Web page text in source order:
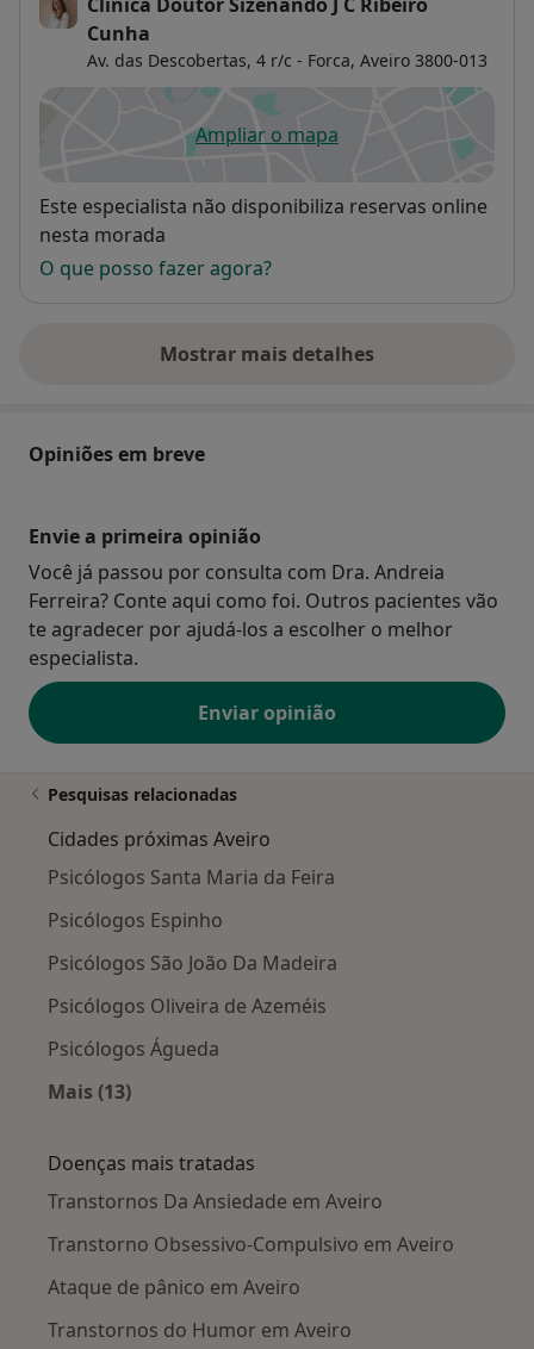
Cunha
Av. das Descobertas, 4 r/c - Forca, Aveiro 3800-013
Ampliar o mapaabre num novo separador
Disponibilidade
Este especialista não disponibiliza reservas online
nesta morada
O que posso fazer agora?
Mostrar mais detalhes
sobre o endereço
Opiniões em breve
Envie a primeira opinião
Você já passou por consulta com Dra. Andreia
Ferreira? Conte aqui como foi. Outros pacientes vão
te agradecer por ajudá-los a escolher o melhor
especialista.
Enviar opinião
Pesquisas relacionadas
Cidades próximas Aveiro
Psicólogos Santa Maria da Feira
Psicólogos Espinho
Psicólogos São João Da Madeira
Psicólogos Oliveira de Azeméis
Psicólogos Águeda
Mais (13)
Doenças mais tratadas
Transtornos Da Ansiedade em Aveiro
Transtorno Obsessivo-Compulsivo em Aveiro
Ataque de pânico em Aveiro
Transtornos do Humor em Aveiro